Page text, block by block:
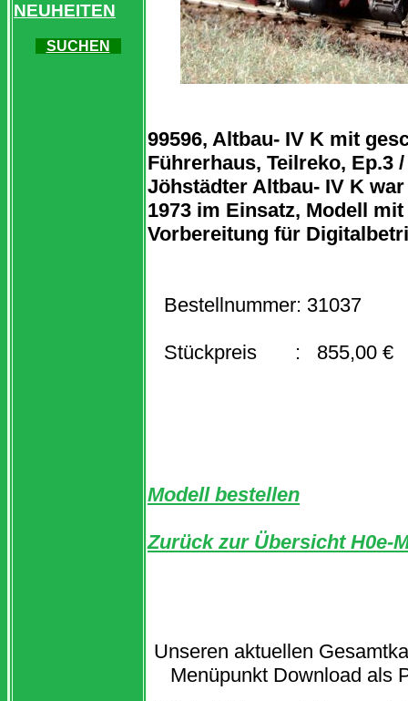
NEUHEITEN
SUCHEN
99596, Altbau- IV K mit
Führerhaus, Teilreko, Ep.3
Jöhstädter Altbau- IV K
1973 im Einsatz, Modell
Vorbereitung für
Bestellnummer: 31037
Stückpreis : 855,00 €
Modell bestellen
Zurück zur Übersicht H0e-
Unseren aktuellen
Menüpunkt Download als